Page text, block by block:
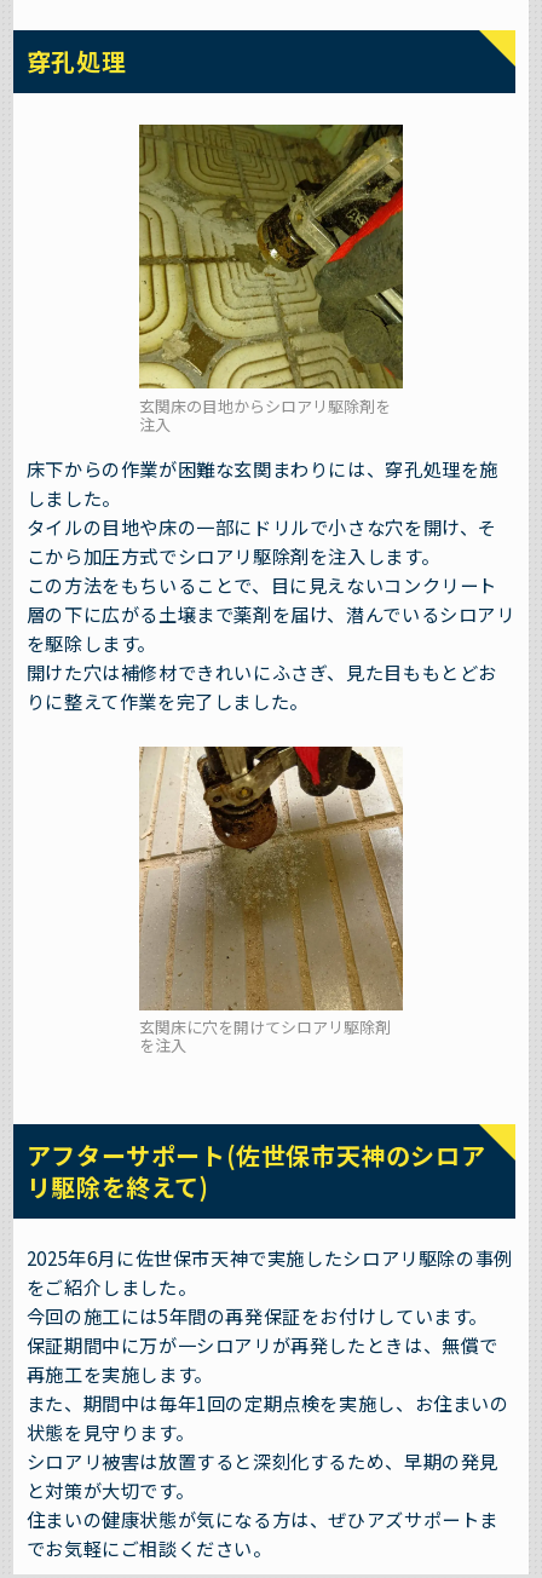
穿孔処理
玄関床の目地からシロアリ駆除剤を
注入
床下からの作業が困難な玄関まわりには、穿孔処理を施
しました。
タイルの目地や床の一部にドリルで小さな穴を開け、そ
こから加圧方式でシロアリ駆除剤を注入します。
この方法をもちいることで、目に見えないコンクリート
層の下に広がる土壌まで薬剤を届け、潜んでいるシロアリ
を駆除します。
開けた穴は補修材できれいにふさぎ、見た目ももとどお
りに整えて作業を完了しました。
玄関床に穴を開けてシロアリ駆除剤
を注入
アフターサポート(佐世保市天神のシロア
リ駆除を終えて)
2025年6月に佐世保市天神で実施したシロアリ駆除の事例
をご紹介しました。
今回の施工には5年間の再発保証をお付けしています。
保証期間中に万が一シロアリが再発したときは、無償で
再施工を実施します。
また、期間中は毎年1回の定期点検を実施し、お住まいの
状態を見守ります。
シロアリ被害は放置すると深刻化するため、早期の発見
と対策が大切です。
住まいの健康状態が気になる方は、ぜひアズサポートま
でお気軽にご相談ください。